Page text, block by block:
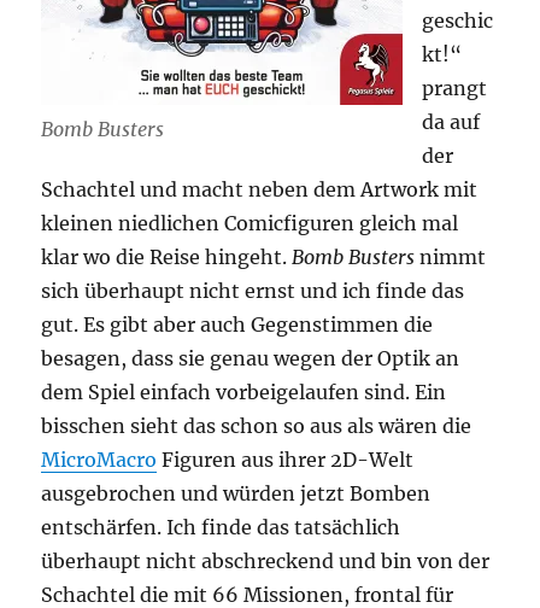
Bomb Busters
geschic
kt!“
prangt
da auf
der
Schachtel und macht neben dem Artwork mit
kleinen niedlichen Comicfiguren gleich mal
klar wo die Reise hingeht. Bomb Busters nimmt
sich überhaupt nicht ernst und ich finde das
gut. Es gibt aber auch Gegenstimmen die
besagen, dass sie genau wegen der Optik an
dem Spiel einfach vorbeigelaufen sind. Ein
bisschen sieht das schon so aus als wären die
MicroMacro Figuren aus ihrer 2D-Welt
ausgebrochen und würden jetzt Bomben
entschärfen. Ich finde das tatsächlich
überhaupt nicht abschreckend und bin von der
Schachtel die mit 66 Missionen, frontal für